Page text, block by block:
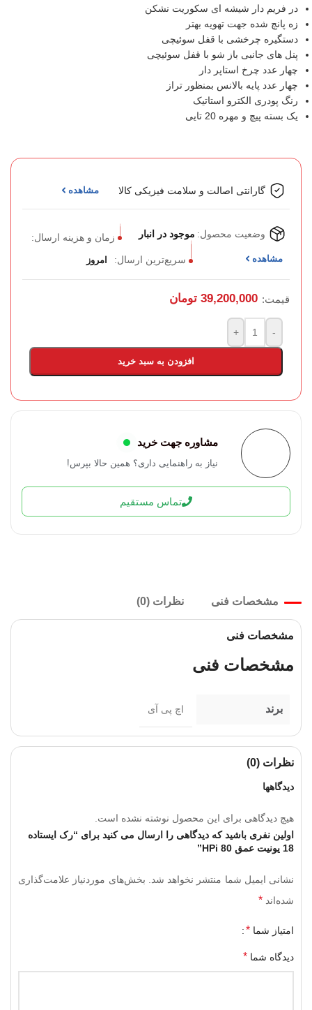
در فریم دار شیشه ای سکوریت نشکن
زه پانچ شده جهت تهویه بهتر
دستگیره چرخشی با قفل سوئیچی
پنل های جانبی باز شو با قفل سوئیچی
چهار عدد چرخ استاپر دار
چهار عدد پایه بالانس بمنظور تراز
رنگ پودری الکترو استاتیک
یک بسته پیچ و مهره 20 تایی
گارانتی اصالت و سلامت فیزیکی کالا مشاهده
وضعیت محصول: موجود در انبار زمان و هزینه ارسال:
مشاهده سریع‌ترین ارسال: امروز
قیمت: 39,200,000 تومان
-
+
افزودن به سبد خرید
مشاوره جهت خرید
نیاز به راهنمایی داری؟ همین حالا بپرس!
تماس مستقیم
مشخصات فنی نظرات (0)
مشخصات فنی
مشخصات فنی
برند اچ پی آی
نظرات (0)
دیدگاهها
هیچ دیدگاهی برای این محصول نوشته نشده است.
اولین نفری باشید که دیدگاهی را ارسال می کنید برای “رک ایستاده
18 یونیت عمق 80 HPi”
نشانی ایمیل شما منتشر نخواهد شد.
بخش‌های موردنیاز علامت‌گذاری
شده‌اند *
امتیاز شما *
دیدگاه شما *